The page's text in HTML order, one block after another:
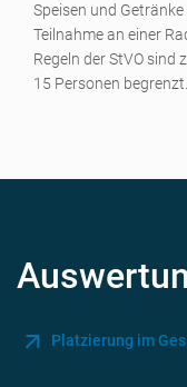
Speisen und
Teilnahme an einer
Regeln der StVO sind
15 Personen begrenzt.
Platzierung im